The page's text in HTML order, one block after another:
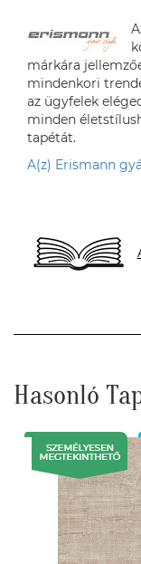
márkára
mindenkori
az ügyfelek
minden
tapétát.
A(z) Erismann
Hasonló